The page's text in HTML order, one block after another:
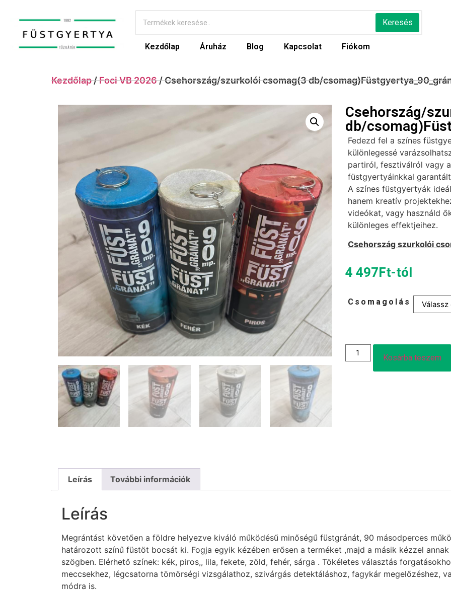
Keresés
Kezdőlap Áruház Blog Kapcsolat Fiókom
Kezdőlap/Foci VB 2026/ Csehország/szurkolói csomag(3 db/
Csehország/
db/
Fedezd fel a színes
különlegessé
partiról, fesztiválról vagy
füstgyertyáinkkal
A színes füstgyertyák
hanem kreatív
videókat, vagy használd
különleges effektjeihez.
Csehország szurkolói
4 497Ft-tól
Csomagolás
Kosárba teszem
Leírás További információk
Leírás
Megrántást követően a földre helyezve kiváló működésű minőségű füstgránát, 90 másodperces
határozott színű füstöt bocsát ki. Fogja egyik kézében erősen a terméket ,majd a másik kézzel
szögben. Elérhető színek: kék, piros,, lila, fekete, zöld, fehér, sárga . Tökéletes választás
meccsekhez, légcsatorna tömörségi vizsgálathoz, szivárgás detektáláshoz, fagykár megelőzéshez,
módra is.